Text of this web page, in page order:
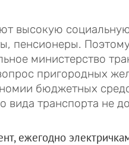
высокую
пенсионеры.
министерство
пригородных
бюджетных
вида транспорта не
ежегодно